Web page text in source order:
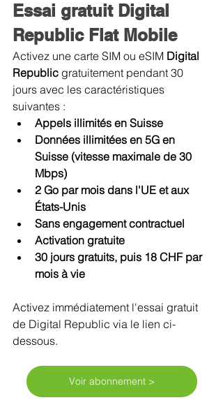
Essai gratuit Digital
Republic Flat Mobile
Activez une carte SIM ou eSIM Digital
Republic gratuitement pendant 30
jours avec les caractéristiques
suivantes :
Appels illimités en Suisse
Données illimitées en 5G en
Suisse (vitesse maximale de 30
Mbps)
2 Go par mois dans l'UE et aux
États-Unis
Sans engagement contractuel
Activation gratuite
30 jours gratuits, puis 18 CHF par
mois à vie
Activez immédiatement l'essai gratuit
de Digital Republic via le lien ci-
dessous.
Voir abonnement >